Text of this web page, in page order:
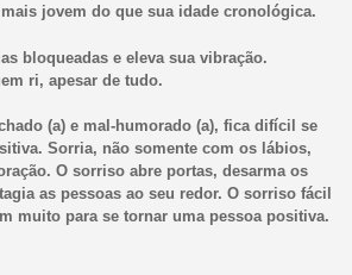
jovem do que sua idade cronológica.
bloqueadas e eleva sua vibração.
ri, apesar de tudo.
(a) e mal-humorado (a), fica difícil se
Sorria, não somente com os lábios,
O sorriso abre portas, desarma os
as pessoas ao seu redor. O sorriso fácil
muito para se tornar uma pessoa positiva.